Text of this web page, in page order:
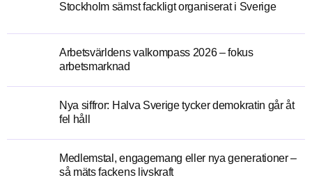
Stockholm sämst fackligt organiserat i Sverige
Arbetsvärldens valkompass 2026 – fokus
arbetsmarknad
Nya siffror: Halva Sverige tycker demokratin går åt
fel håll
Medlemstal, engagemang eller nya generationer –
så mäts fackens livskraft